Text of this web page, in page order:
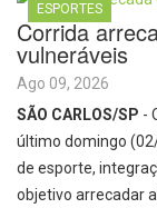
ESPORTES
Corrida
vulneráveis
Ago 09, 2026
SÃO CARLOS/SP -
último domingo
de esporte,
objetivo arrecadar